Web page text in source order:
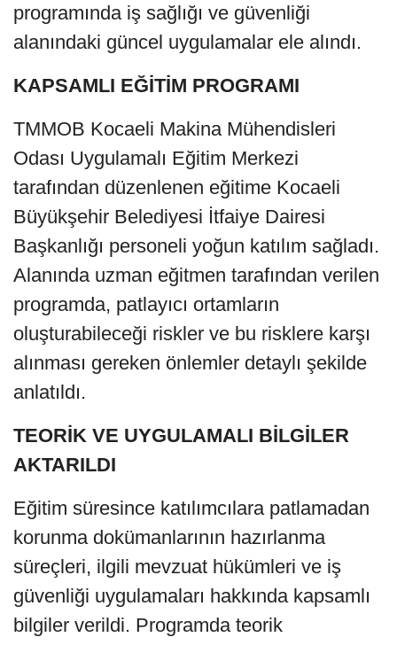
programında iş sağlığı ve güvenliği
alanındaki güncel uygulamalar ele alındı.
KAPSAMLI EĞİTİM PROGRAMI
TMMOB Kocaeli Makina Mühendisleri
Odası Uygulamalı Eğitim Merkezi
tarafından düzenlenen eğitime Kocaeli
Büyükşehir Belediyesi İtfaiye Dairesi
Başkanlığı personeli yoğun katılım sağladı.
Alanında uzman eğitmen tarafından verilen
programda, patlayıcı ortamların
oluşturabileceği riskler ve bu risklere karşı
alınması gereken önlemler detaylı şekilde
anlatıldı.
TEORİK VE UYGULAMALI BİLGİLER
AKTARILDI
Eğitim süresince katılımcılara patlamadan
korunma dokümanlarının hazırlanma
süreçleri, ilgili mevzuat hükümleri ve iş
güvenliği uygulamaları hakkında kapsamlı
bilgiler verildi. Programda teorik